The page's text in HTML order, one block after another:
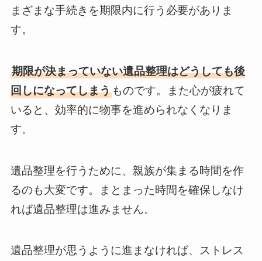
まざまな手続きを期限内に行う必要がありま
す。
期限が決まっていない遺品整理はどうしても後
回しになってしまうものです。また心が疲れて
いると、効率的に物事を進められなくなりま
す。
遺品整理を行うために、親族が集まる時間を作
るのも大変です。まとまった時間を確保しなけ
れば遺品整理は進みません。
遺品整理が思うように進まなければ、ストレス